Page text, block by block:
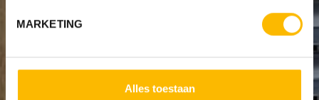
MARKETING
Alles toestaan